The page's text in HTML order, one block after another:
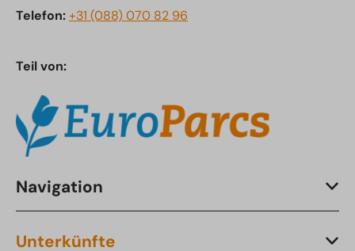
Telefon:+31 (088) 070 82 96
Teil von:
Navigation
Unterkünfte